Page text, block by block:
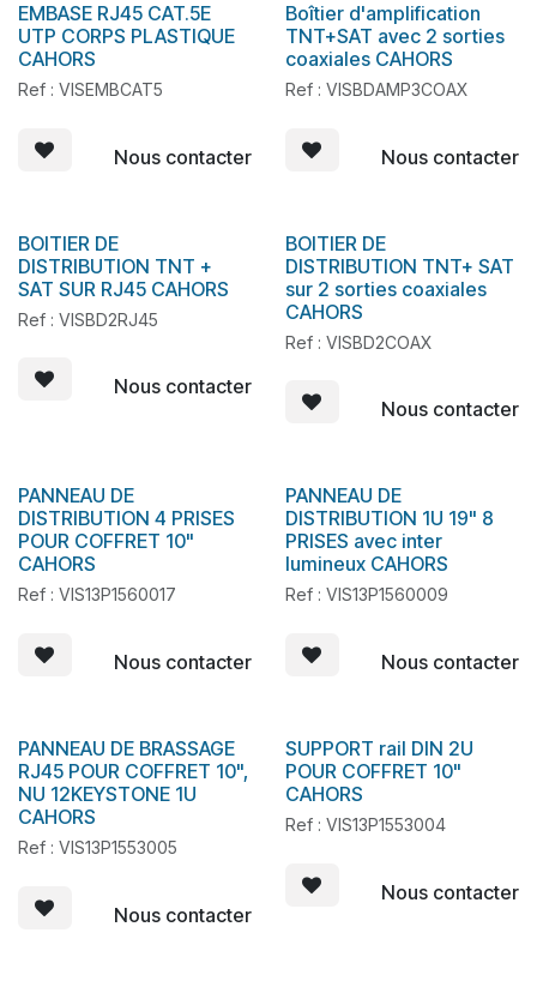
En stock
EMBASE RJ45 CAT.5E
UTP CORPS PLASTIQUE
CAHORS
Ref : VISEMBCAT5
Nous contacter
Boîtier d'amplification
TNT+SAT avec 2 sorties
coaxiales CAHORS
Ref : VISBDAMP3COAX
Nous contacter
En stock
BOITIER DE
DISTRIBUTION TNT +
SAT SUR RJ45 CAHORS
Ref : VISBD2RJ45
Nous contacter
En stock
BOITIER DE
DISTRIBUTION TNT+ SAT
sur 2 sorties coaxiales
CAHORS
Ref : VISBD2COAX
Nous contacter
En stock
PANNEAU DE
DISTRIBUTION 4 PRISES
POUR COFFRET 10"
CAHORS
Ref : VIS13P1560017
Nous contacter
En stock
PANNEAU DE
DISTRIBUTION 1U 19" 8
PRISES avec inter
lumineux CAHORS
Ref : VIS13P1560009
Nous contacter
En stock
PANNEAU DE BRASSAGE
RJ45 POUR COFFRET 10",
NU 12KEYSTONE 1U
CAHORS
Ref : VIS13P1553005
Nous contacter
SUPPORT rail DIN 2U
POUR COFFRET 10"
CAHORS
Ref : VIS13P1553004
Nous contacter